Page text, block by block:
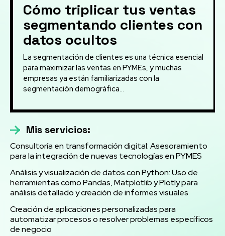
Cómo triplicar tus ventas
segmentando clientes con
datos ocultos
La segmentación de clientes es una técnica esencial
para maximizar las ventas en PYMEs, y muchas
empresas ya están familiarizadas con la
segmentación demográfica...
Mis servicios:
Consultoría en transformación digital: Asesoramiento
para la integración de nuevas tecnologías en PYMES
Análisis y visualización de datos con Python: Uso de
herramientas como Pandas, Matplotlib y Plotly para
análisis detallado y creación de informes visuales
Creación de aplicaciones personalizadas para
automatizar procesos o resolver problemas específicos
de negocio